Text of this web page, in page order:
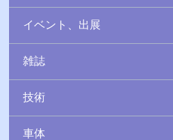
イベント、出展
雑誌
技術
車体